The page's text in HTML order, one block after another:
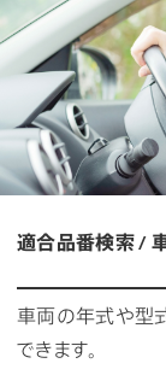
適合品番検索 /
車両の年式や型
できます。